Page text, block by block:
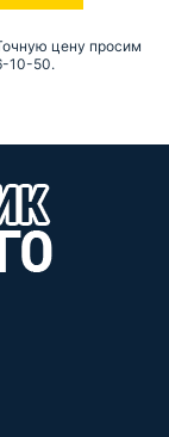
цену просим
10-50.